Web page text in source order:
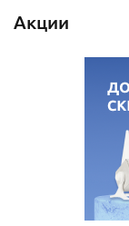
Акции